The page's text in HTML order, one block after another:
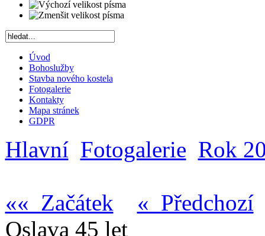
Úvod
Bohoslužby
Stavba nového kostela
Fotogalerie
Kontakty
Mapa stránek
GDPR
Hlavní Fotogalerie Rok
«« Začátek
« Předchozí
Oslava 45 let